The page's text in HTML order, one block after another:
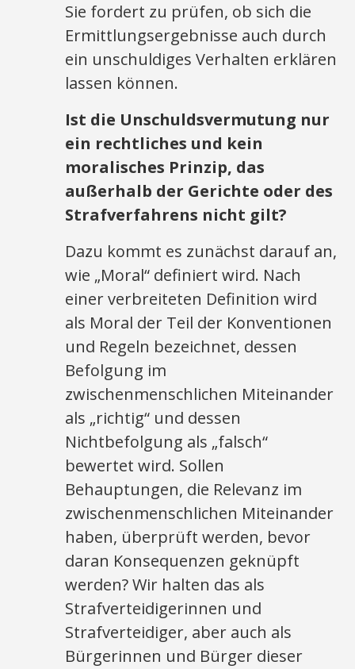
Sie fordert zu prüfen, ob sich die
Ermittlungsergebnisse auch durch
ein unschuldiges Verhalten erklären
lassen können.
Ist die Unschuldsvermutung nur
ein rechtliches und kein
moralisches Prinzip, das
außerhalb der Gerichte oder des
Strafverfahrens nicht gilt?
Dazu kommt es zunächst darauf an,
wie „Moral“ definiert wird. Nach
einer verbreiteten Definition wird
als Moral der Teil der Konventionen
und Regeln bezeichnet, dessen
Befolgung im
zwischenmenschlichen Miteinander
als „richtig“ und dessen
Nichtbefolgung als „falsch“
bewertet wird. Sollen
Behauptungen, die Relevanz im
zwischenmenschlichen Miteinander
haben, überprüft werden, bevor
daran Konsequenzen geknüpft
werden? Wir halten das als
Strafverteidigerinnen und
Strafverteidiger, aber auch als
Bürgerinnen und Bürger dieser